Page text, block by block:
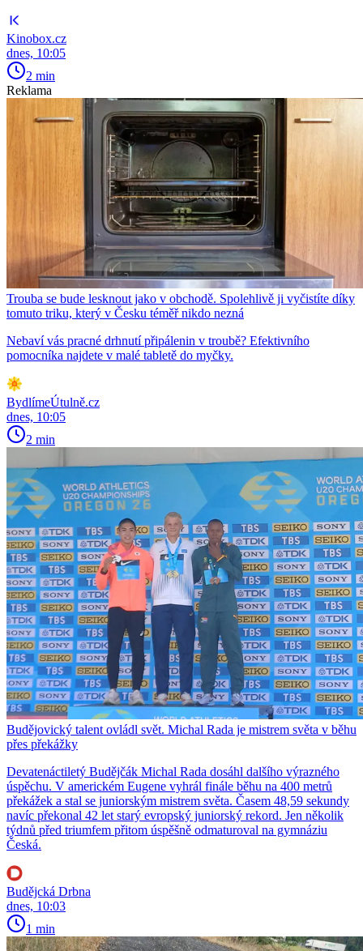
Kinobox.cz
dnes, 10:05
2 min
Reklama
Trouba se bude lesknout jako v obchodě. Spolehlivě ji vyčistíte díky
tomuto triku, který v Česku téměř nikdo nezná
Nebaví vás pracné drhnutí připálenin v troubě? Efektivního
pomocníka najdete v malé tabletě do myčky.
BydlímeÚtulně.cz
dnes, 10:05
2 min
Budějovický talent ovládl svět. Michal Rada je mistrem světa v běhu
přes překážky
Devatenáctiletý Budějčák Michal Rada dosáhl dalšího výrazného
úspěchu. V americkém Eugene vyhrál finále běhu na 400 metrů
překážek a stal se juniorským mistrem světa. Časem 48,59 sekundy
navíc překonal 42 let starý evropský juniorský rekord. Jen několik
týdnů před triumfem přitom úspěšně odmaturoval na gymnáziu
Česká.
Budějcká Drbna
dnes, 10:03
1 min